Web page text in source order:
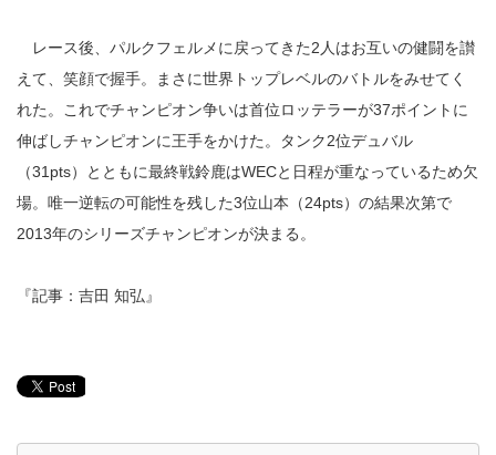
レース後、パルクフェルメに戻ってきた2人はお互いの健闘を讃
えて、笑顔で握手。まさに世界トップレベルのバトルをみせてく
れた。これでチャンピオン争いは首位ロッテラーが37ポイントに
伸ばしチャンピオンに王手をかけた。タンク2位デュバル
（31pts）とともに最終戦鈴鹿はWECと日程が重なっているため欠
場。唯一逆転の可能性を残した3位山本（24pts）の結果次第で
2013年のシリーズチャンピオンが決まる。
『記事：吉田 知弘』